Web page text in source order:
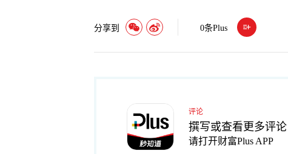
分享到 0条Plus
评论
撰写或查看更多评论
请打开财富Plus APP